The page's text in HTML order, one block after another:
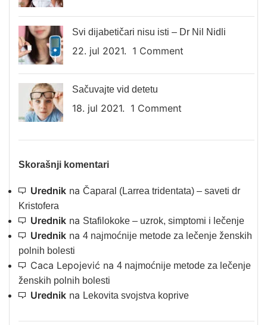
Svi dijabetičari nisu isti – Dr Nil Nidli
22. jul 2021. 1 Comment
Sačuvajte vid detetu
18. jul 2021. 1 Comment
Skorašnji komentari
Urednik na Čaparal (Larrea tridentata) – saveti dr
Kristofera
Urednik na Stafilokoke – uzrok, simptomi i lečenje
Urednik na 4 najmoćnije metode za lečenje ženskih
polnih bolesti
Caca Lepojević na 4 najmoćnije metode za lečenje
ženskih polnih bolesti
Urednik na Lekovita svojstva koprive